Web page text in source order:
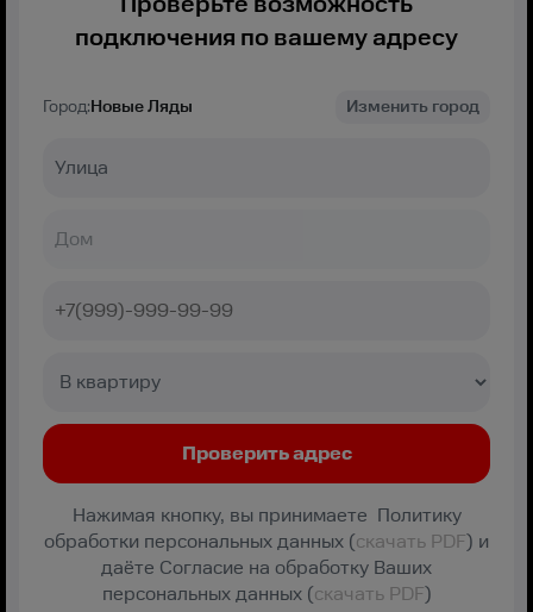
подключения по вашему адресу
Город:Новые Ляды Изменить город
Нажимая кнопку, вы принимаете Политику
обработки персональных данных (скачать PDF) и
даёте Согласие на обработку Ваших
персональных данных (скачать PDF)